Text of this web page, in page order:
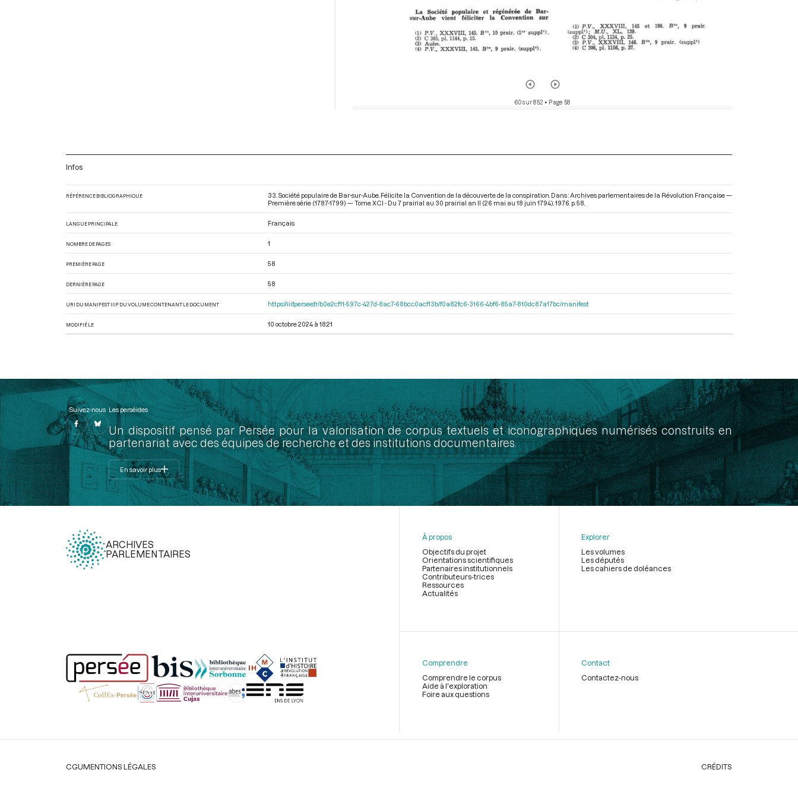
60 sur 852 • Page 58
Infos
RÉFÉRENCE BIBLIOGRAPHIQUE
33. Société populaire de Bar-sur-Aube. Félicite la Convention de la découverte de la conspiration. Dans : Archives parlementaires de la Révolution Française —
Première série (1787-1799) — Tome XCI - Du 7 prairial au 30 prairial an II (26 mai au 18 juin 1794) . 1976. p. 58.
LANGUE PRINCIPALE Français
NOMBRE DE PAGES 1
PREMIÈRE PAGE 58
DERNIÈRE PAGE 58
URI DU MANIFEST IIIF DU VOLUME CONTENANT LE DOCUMENT https://iiif.persee.fr/b0e2cf11-597c-427d-8ac7-68bcc0acf13b/f0a82fc6-3166-4bf6-85a7-810dc87a17bc/manifest
MODIFIÉ LE 10 octobre 2024 à 18:21
Suivez-nous Les perséides
Un dispositif pensé par Persée pour la valorisation de corpus textuels et iconographiques numérisés construits en
partenariat avec des équipes de recherche et des institutions documentaires.
En savoir plus
ARCHIVES
PARLEMENTAIRES
page
À propos
Objectifs du projet
Orientations scientifiques
Partenaires institutionnels
Contributeurs-trices
Ressources
Actualités
Explorer
Les volumes
Les députés
Les cahiers de doléances
Comprendre
Comprendre le corpus
Aide à l'exploration
Foire aux questions
Contact
Contactez-nous
Légal
CGUMENTIONS LÉGALES CRÉDITS